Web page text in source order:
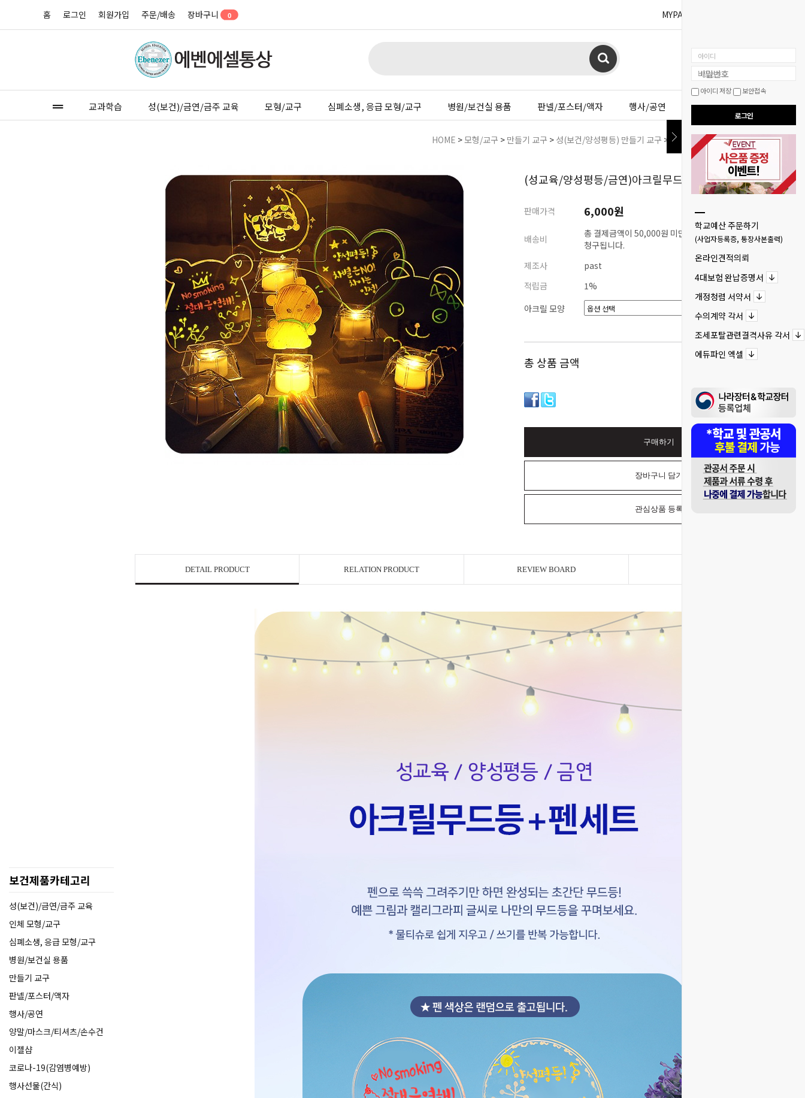
홈 로그인 회원가입 주문/배송 장바구니 0 MYPAGE
교과학습 성(보건)/금연/금주 교육 모형/교구 심폐소생, 응급 모형/교구 병원/보건실 용품 판넬/포스터/액자 행사/공연 이젤샵
보건제품카테고리
성(보건)/금연/금주 교육
인체 모형/교구
심폐소생, 응급 모형/교구
병원/보건실 용품
만들기 교구
판넬/포스터/액자
행사/공연
양말/마스크/티셔츠/손수건
이젤샵
코로나-19(감염병예방)
행사선물(간식)
아이디
비밀번호
아이디 저장
보안접속
로그인
학교예산 주문하기
(사업자등록증, 통장사본출력)
온라인견적의뢰
4대보험 완납증명서
개정청렴 서약서
수의계약 각서
조세포탈관련결격사유 각서
에듀파인 엑셀
HOME > 모형/교구 > 만들기 교구 > 성(보건/양성평등) 만들기 교구 > (성교육/양성평등/금연)아크릴무드등
(성교육/양성평등/금연)아크릴무드등+펜세트(2인용)
판매가격 6,000원
배송비
총 결제금액이 50,000원 미만시 배송비 3,000원이
청구됩니다.
제조사
past
적립금
1%
아크릴 모양
총 상품 금액
구매하기
장바구니 담기
관심상품 등록
DETAIL PRODUCT RELATION PRODUCT REVIEW BOARD